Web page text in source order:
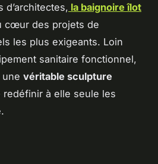
d’architectes, la baignoire îlot
cœur des projets de
les plus exigeants. Loin
sanitaire fonctionnel,
une véritable sculpture
redéfinir à elle seule les